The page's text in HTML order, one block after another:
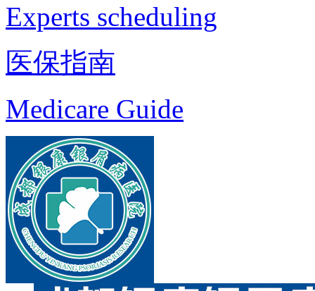
Experts scheduling
医保指南
Medicare Guide